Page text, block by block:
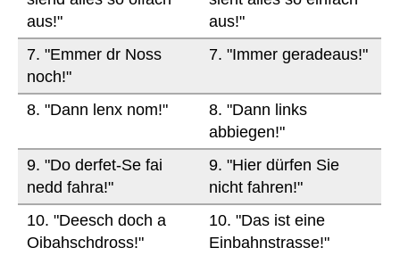
aus!"
aus!"
7. "Emmer dr Noss
noch!"
7. "Immer geradeaus!"
8. "Dann lenx nom!"
8. "Dann links
abbiegen!"
9. "Do derfet-Se fai
nedd fahra!"
9. "Hier dürfen Sie
nicht fahren!"
10. "Deesch doch a
Oibahschdross!"
10. "Das ist eine
Einbahnstrasse!"